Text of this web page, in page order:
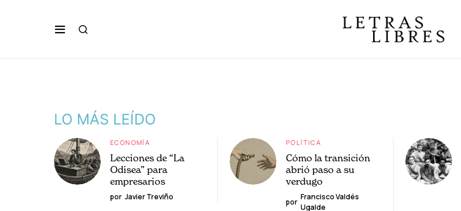
LO MÁS LEÍDO
ECONOMÍA
Lecciones de “La
Odisea” para
empresarios
por Javier Treviño
POLÍTICA
Cómo la transición
abrió paso a su
verdugo
por
Francisco Valdés
Ugalde